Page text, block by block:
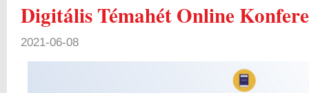
Digitális Témahét Online
2021-06-08